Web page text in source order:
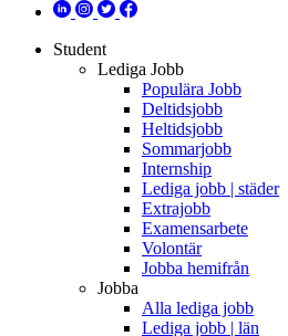
Student
Lediga Jobb
Populära Jobb
Deltidsjobb
Heltidsjobb
Sommarjobb
Internship
Lediga jobb | städer
Extrajobb
Examensarbete
Volontär
Jobba hemifrån
Jobba
Alla lediga jobb
Lediga jobb | län